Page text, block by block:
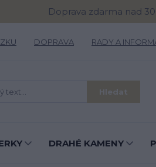
Doprava zdarma nad
DOPRAVA RADY A
Hledat
DRAHÉ KAMENY